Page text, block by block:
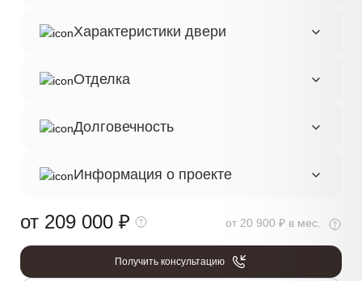
Характеристики двери
Отделка
Долговечность
Информация о проекте
от 209 000 ₽ от 20 900 ₽ в мес.
Получить консультацию